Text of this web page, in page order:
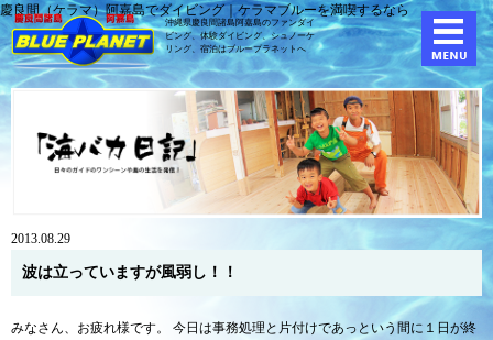
慶良間（ケラマ）阿嘉島でダイビング｜ケラマブルーを満喫するなら
沖縄県慶良間諸島阿嘉島のファンダイ
ビング、体験ダイビング、シュノーケ
リング、宿泊はブループラネットへ
2013.08.29
波は立っていますが風弱し！！
みなさん、お疲れ様です。 今日は事務処理と片付けであっという間に１日が終